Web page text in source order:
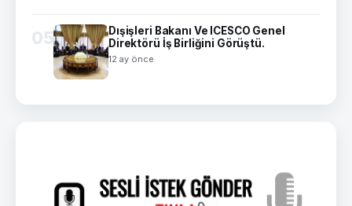
05
Dışişleri Bakanı Ve ICESCO Genel
Direktörü İş Birliğini Görüştü.
12 ay önce